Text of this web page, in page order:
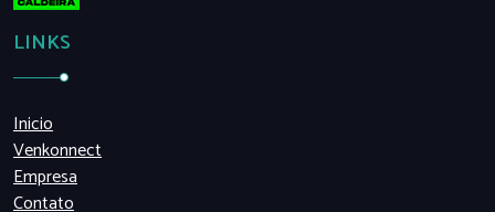
LINKS
Inicio
Venkonnect
Empresa
Contato